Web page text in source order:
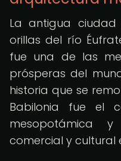
La antigua
orillas del río
fue una de las
prósperas del
historia que se
Babilonia fue el
mesopotámica
comercial y cultural